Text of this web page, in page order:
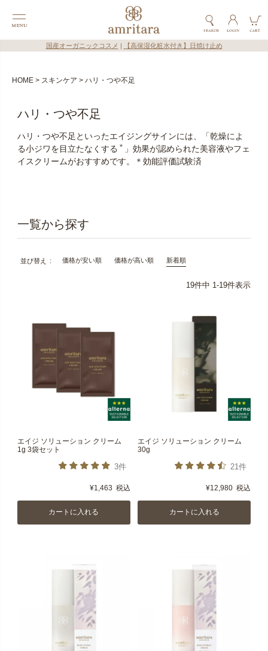
国産オーガニックコスメ 【高保湿化粧水付き】日焼け止め
HOME スキンケア ハリ・つや不足
ハリ・つや不足
ハリ・つや不足といったエイジングサインには、「乾燥によ
る小ジワを目立たなくする ＊
」効果が認められた美容液やフェ
イスクリームがおすすめです。＊効能評価試験済
並び替え 価格が安い順 価格が高い順 新着順
19件中 1-19件表示
エイジ ソリューション クリーム
1g 3袋セット
3件
¥1,463 税込
カートに入れる
エイジ ソリューション クリーム
30g
21件
¥12,980 税込
カートに入れる